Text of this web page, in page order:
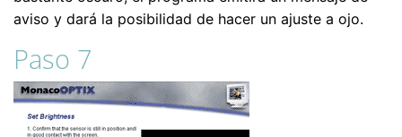
aviso y dará la posibilidad de hacer un ajuste a ojo.
Paso 7